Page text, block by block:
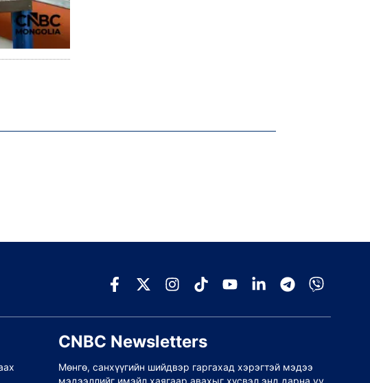
CNBC Newsletters
Мөнгө, санхүүгийн шийдвэр гаргахад хэрэгтэй мэдээ